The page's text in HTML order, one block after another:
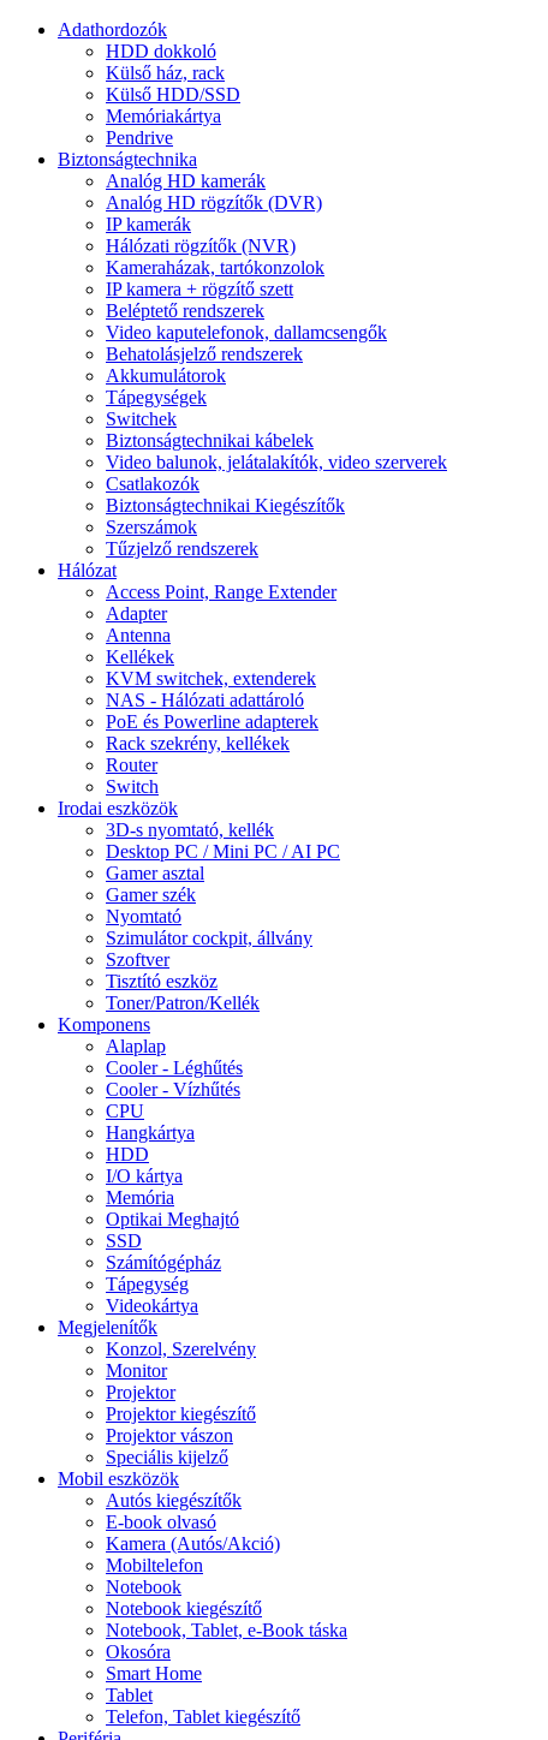
Adathordozók
HDD dokkoló
Külső ház, rack
Külső HDD/SSD
Memóriakártya
Pendrive
Biztonságtechnika
Analóg HD kamerák
Analóg HD rögzítők (DVR)
IP kamerák
Hálózati rögzítők (NVR)
Kameraházak, tartókonzolok
IP kamera + rögzítő szett
Beléptető rendszerek
Video kaputelefonok, dallamcsengők
Behatolásjelző rendszerek
Akkumulátorok
Tápegységek
Switchek
Biztonságtechnikai kábelek
Video balunok, jelátalakítók, video szerverek
Csatlakozók
Biztonságtechnikai Kiegészítők
Szerszámok
Tűzjelző rendszerek
Hálózat
Access Point, Range Extender
Adapter
Antenna
Kellékek
KVM switchek, extenderek
NAS - Hálózati adattároló
PoE és Powerline adapterek
Rack szekrény, kellékek
Router
Switch
Irodai eszközök
3D-s nyomtató, kellék
Desktop PC / Mini PC / AI PC
Gamer asztal
Gamer szék
Nyomtató
Szimulátor cockpit, állvány
Szoftver
Tisztító eszköz
Toner/Patron/Kellék
Komponens
Alaplap
Cooler - Léghűtés
Cooler - Vízhűtés
CPU
Hangkártya
HDD
I/O kártya
Memória
Optikai Meghajtó
SSD
Számítógépház
Tápegység
Videokártya
Megjelenítők
Konzol, Szerelvény
Monitor
Projektor
Projektor kiegészítő
Projektor vászon
Speciális kijelző
Mobil eszközök
Autós kiegészítők
E-book olvasó
Kamera (Autós/Akció)
Mobiltelefon
Notebook
Notebook kiegészítő
Notebook, Tablet, e-Book táska
Okosóra
Smart Home
Tablet
Telefon, Tablet kiegészítő